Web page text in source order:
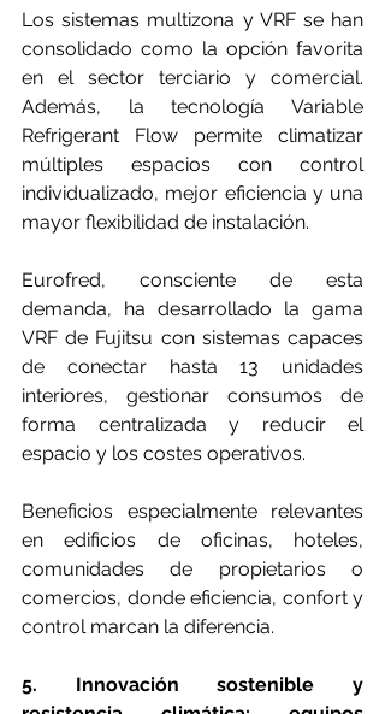
Los sistemas multizona y VRF se han
consolidado como la opción favorita
en el sector terciario y comercial.
Además, la tecnología Variable
Refrigerant Flow permite climatizar
múltiples espacios con control
individualizado, mejor eficiencia y una
mayor flexibilidad de instalación.
Eurofred, consciente de esta
demanda, ha desarrollado la gama
VRF de Fujitsu con sistemas capaces
de conectar hasta 13 unidades
interiores, gestionar consumos de
forma centralizada y reducir el
espacio y los costes operativos.
Beneficios especialmente relevantes
en edificios de oficinas, hoteles,
comunidades de propietarios o
comercios, donde eficiencia, confort y
control marcan la diferencia.
5. Innovación sostenible y